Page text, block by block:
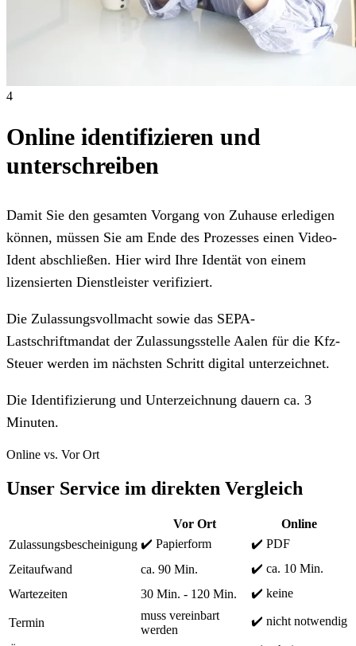
4
Online identifizieren und
unterschreiben
Damit Sie den gesamten Vorgang von Zuhause erledigen
können, müssen Sie am Ende des Prozesses einen Video-
Ident abschließen. Hier wird Ihre Identät von einem
lizensierten Dienstleister verifiziert.
Die Zulassungsvollmacht sowie das SEPA-
Lastschriftmandat der Zulassungsstelle Aalen für die Kfz-
Steuer werden im nächsten Schritt digital unterzeichnet.
Die Identifizierung und Unterzeichnung dauern ca. 3
Minuten.
Online vs. Vor Ort
Unser Service im direkten Vergleich
Vor Ort
Online
Zulassungsbescheinigung ✔️ Papierform
✔️ PDF
Zeitaufwand
ca. 90 Min.
✔️ ca. 10 Min.
Wartezeiten
30 Min. - 120 Min. ✔️ keine
Termin
muss vereinbart
werden
✔️ nicht notwendig